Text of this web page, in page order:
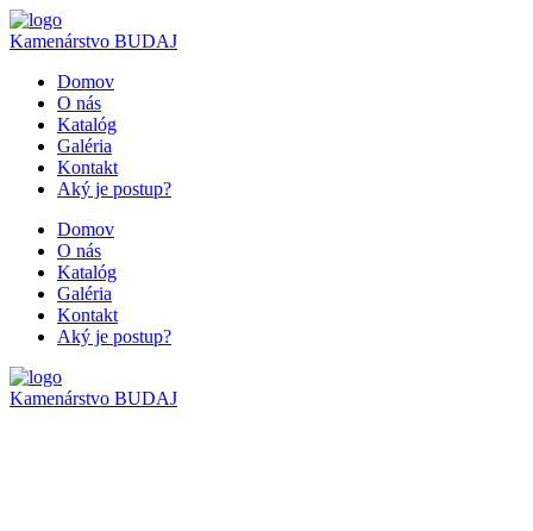
Kamenárstvo BUDAJ
Domov
O nás
Katalóg
Galéria
Kontakt
Aký je postup?
Domov
O nás
Katalóg
Galéria
Kontakt
Aký je postup?
Kamenárstvo BUDAJ